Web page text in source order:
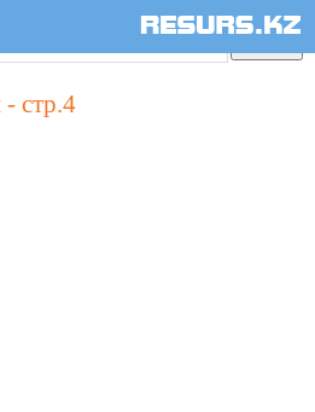
стр.4